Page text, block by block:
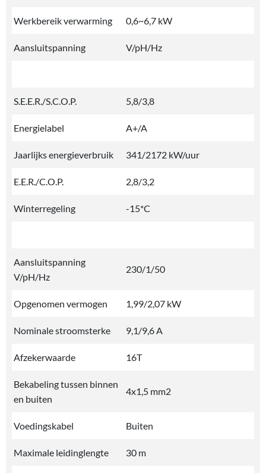
Werkbereik verwarming 0,6~6,7 kW
Aansluitspanning V/pH/Hz
S.E.E.R./S.C.O.P. 5,8/3,8
Energielabel A+/A
Jaarlijks energieverbruik 341/2172 kW/uur
E.E.R./C.O.P. 2,8/3,2
Winterregeling -15*C
Aansluitspanning
V/pH/Hz
230/1/50
Opgenomen vermogen 1,99/2,07 kW
Nominale stroomsterke 9,1/9,6 A
Afzekerwaarde 16T
Bekabeling tussen binnen
en buiten
4x1,5 mm2
Voedingskabel Buiten
Maximale leidinglengte 30 m